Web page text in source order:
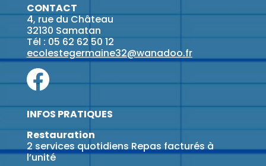
CONTACT
4, rue du Château
32130 Samatan
Tél : 05 62 62 50 12
ecolestegermaine32@wanadoo.fr
INFOS PRATIQUES
Restauration
2 services quotidiens Repas facturés à
l’unité